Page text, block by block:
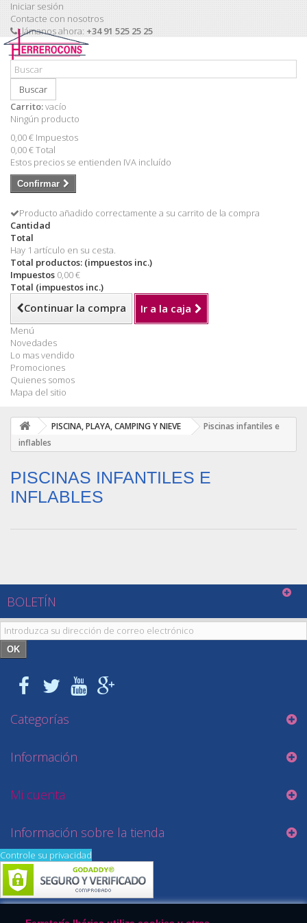
Iniciar sesión
Contacte con nosotros
Llámanos ahora: +34 91 525 25 25
Buscar
Carrito:vacío
Ningún producto
0,00 € Impuestos
0,00 €Total
Estos precios se entienden IVA incluído
Confirmar
Producto añadido correctamente a su carrito de la compra
Cantidad
Total
Hay 1 artículo en su cesta.
Total productos: (impuestos inc.)
Impuestos 0,00 €
Total (impuestos inc.)
Continuar la compra Ir a la caja
Menú
Novedades
Lo mas vendido
Promociones
Quienes somos
Mapa del sitio
PISCINA, PLAYA, CAMPING Y NIEVE
Piscinas infantiles e
inflables
PISCINAS INFANTILES E
INFLABLES
BOLETÍN
OK
Categorías
Información
Mi cuenta
Información sobre la tienda
Controle su privacidad